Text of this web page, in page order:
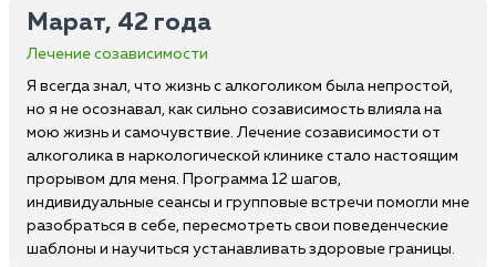
Марат, 42 года
Лечение созависимости
Я всегда знал, что жизнь с алкоголиком была непростой,
но я не осознавал, как сильно созависимость влияла на
мою жизнь и самочувствие. Лечение созависимости от
алкоголика в наркологической клинике стало настоящим
прорывом для меня. Программа 12 шагов,
индивидуальные сеансы и групповые встречи помогли мне
разобраться в себе, пересмотреть свои поведенческие
шаблоны и научиться устанавливать здоровые границы.